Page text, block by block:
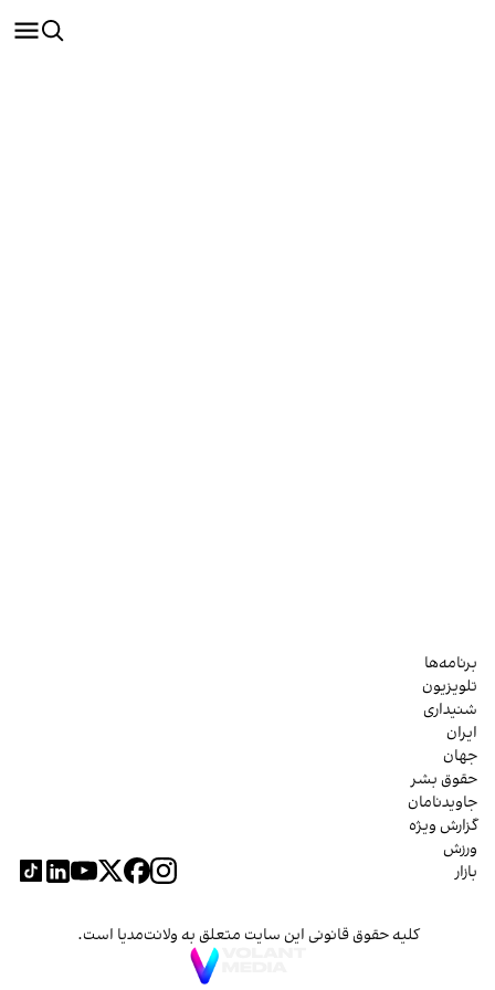
برنامه‌ها
تلویزیون
شنیداری
ایران
جهان
حقوق بشر
جاویدنامان
گزارش ویژه
ورزش
بازار
کلیه حقوق قانونی این سایت متعلق به ولانت‌مدیا است.